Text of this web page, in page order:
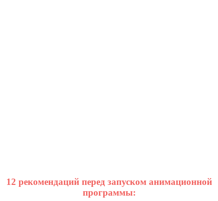
12 рекомендаций перед запуском анимационной
программы: